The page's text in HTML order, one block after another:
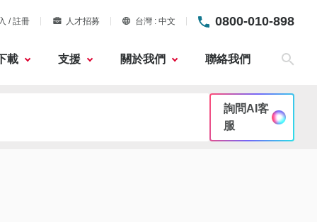
/ 註冊 人才招募 台灣 中文 0800-010-898
載 支援 關於我們 聯絡我們
詢問AI客
服